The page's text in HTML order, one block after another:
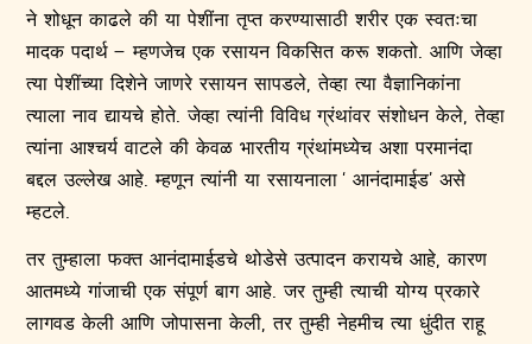
ने शोधून काढले की या पेशींना तृप्त करण्यासाठी शरीर एक स्वतःचा
मादक पदार्थ – म्हणजेच एक रसायन विकसित करू शकतो. आणि जेव्हा
त्या पेशींच्या दिशेने जाणरे रसायन सापडले, तेव्हा त्या वैज्ञानिकांना
त्याला नाव द्यायचे होते. जेव्हा त्यांनी विविध ग्रंथांवर संशोधन केले, तेव्हा
त्यांना आश्चर्य वाटले की केवळ भारतीय ग्रंथांमध्येच अशा परमानंदा
बद्दल उल्लेख आहे. म्हणून त्यांनी या रसायनाला ‘ आनंदामाईड’ असे
म्हटले.
तर तुम्हाला फक्त आनंदामाईडचे थोडेसे उत्पादन करायचे आहे, कारण
आतमध्ये गांजाची एक संपूर्ण बाग आहे. जर तुम्ही त्याची योग्य प्रकारे
लागवड केली आणि जोपासना केली, तर तुम्ही नेहमीच त्या धुंदीत राहू